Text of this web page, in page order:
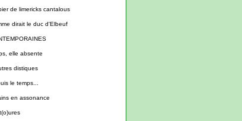
de limericks cantalous
dirait le duc d'Elbeuf
elle absente
distiques
le temps...
en assonance